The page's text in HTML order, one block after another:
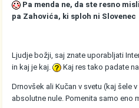
Pa menda ne, da ste resno
pa Zahovića, ki sploh ni Slovenec
Ljudje božji, saj znate uporabljati
in kaj je kaj.
Kaj res tako padate
Drnovšek ali Kučan v svetu (kaj šele
absolutne nule. Pomenita samo eno